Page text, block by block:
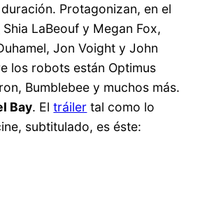
Protagonizan, en el
LaBeouf y Megan Fox,
Jon Voight y John
los robots están Optimus
Bumblebee y muchos más.
Bay. Eltráiler tal como lo
subtitulado, es éste: